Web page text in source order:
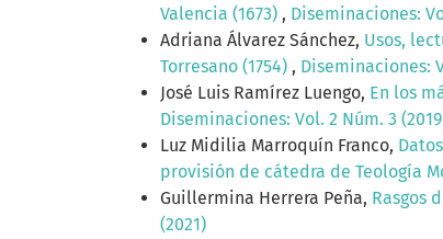
Valencia (1673) , Diseminaciones:
Adriana Álvarez Sánchez, Usos,
Torresano (1754) , Diseminaciones:
José Luis Ramírez Luengo, En los
Diseminaciones: Vol. 2 Núm. 3
Luz Midilia Marroquín Franco,
provisión de cátedra de Teología
Guillermina Herrera Peña, Rasgos
(2021)